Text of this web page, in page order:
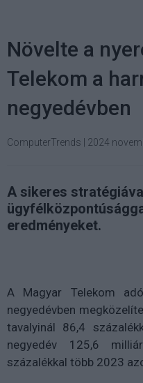
Növelte a
Telekom a
negyedévben
ComputerTrends | 2024
A sikeres
eredményeket.
A Magyar Telekom
negyedévben
tavalyinál 86,4
negyedév 125,6
százalékkal több 2023